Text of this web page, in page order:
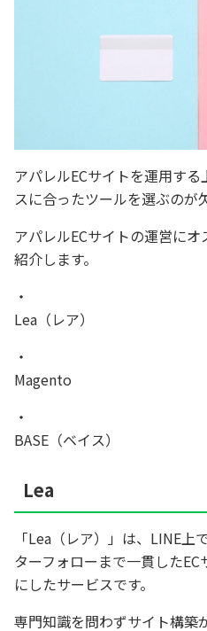
アパレルECサイトを運用す
スに合ったツールを選ぶのが
アパレルECサイトの運営に
紹介します。
Lea（レア）
Magento
BASE（ベイス）
Lea
「Lea（レア）」は、LINE
ターフォローまで一貫した
にしたサービスです。
専門知識を問わずサイト構築